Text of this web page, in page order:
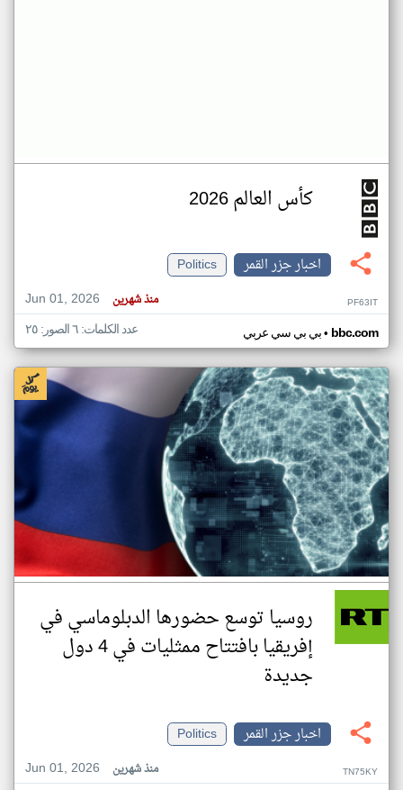
كأس العالم 2026
اخبار جزر القمر
Politics
Jun 01, 2026
منذ شهرين PF63IT
بي بي سي عربي• bbc.com عدد الكلمات: ٦ الصور: ٢٥
روسيا توسع حضورها الدبلوماسي في
إفريقيا بافتتاح ممثليات في 4 دول
جديدة
اخبار جزر القمر
Politics
Jun 01, 2026
منذ شهرين TN75KY